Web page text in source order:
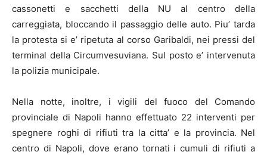
cassonetti e sacchetti della NU al centro della
carreggiata, bloccando il passaggio delle auto. Piu’ tarda
la protesta si e’ ripetuta al corso Garibaldi, nei pressi del
terminal della Circumvesuviana. Sul posto e’ intervenuta
la polizia municipale.
Nella notte, inoltre, i vigili del fuoco del Comando
provinciale di Napoli hanno effettuato 22 interventi per
spegnere roghi di rifiuti tra la citta’ e la provincia. Nel
centro di Napoli, dove erano tornati i cumuli di rifiuti a